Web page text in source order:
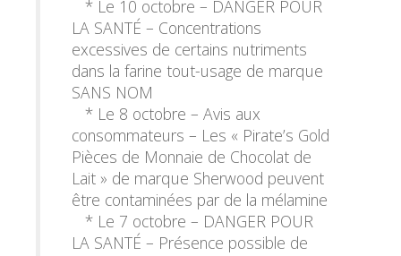
* Le 10 octobre – DANGER POUR
LA SANTÉ – Concentrations
excessives de certains nutriments
dans la farine tout-usage de marque
SANS NOM
* Le 8 octobre – Avis aux
consommateurs – Les « Pirate’s Gold
Pièces de Monnaie de Chocolat de
Lait » de marque Sherwood peuvent
être contaminées par de la mélamine
* Le 7 octobre – DANGER POUR
LA SANTÉ – Présence possible de